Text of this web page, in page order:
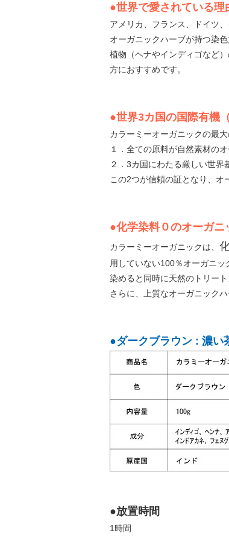
●世界で愛されている理
アメリカ、フランス、ドイツ
オーガニックハーブが持つ染
植物（ヘナやインディゴなど
方におすすめです。
●世界3カ国の国際有機
カラーミーオーガニックの最大
１．全ての原料が自然素材の
２．3カ国にわたる厳しい世界
この2つが信頼の証となり、オ
●化学染料０のオーガニ
カラーミーオーガニックは、
用していない100％オーガニ
染めると同時に天然のトリー
さらに、上質なオーガニック
●ダークブラウン : 濃
●放置時間
1時間